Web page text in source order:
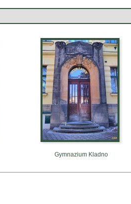
Gymnazium Kladno